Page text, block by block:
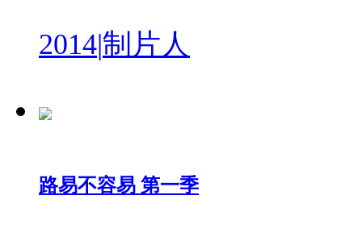
2014|制片人
路易不容易 第一季